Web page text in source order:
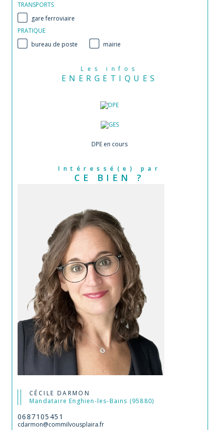
TRANSPORTS
gare ferroviaire
PRATIQUE
bureau de poste
mairie
Les infos
ENERGETIQUES
DPE en cours
Intéressé(e) par
CE BIEN ?
CÉCILE DARMON
Mandataire Enghien-les-Bains (95880)
0687105451
cdarmon@commilvousplaira.fr